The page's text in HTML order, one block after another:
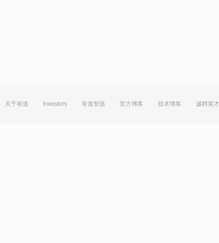
关于有道 Investors 有道智选 官方博客 技术博客 诚聘英才